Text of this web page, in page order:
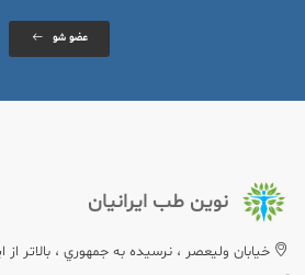
عضو شو
نوین طب ایرانیان
خيابان وليعصر ، نرسيده به جمهوري ، بالاتر